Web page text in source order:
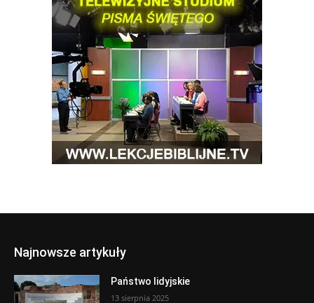
Najnowsze artykuły
Państwo lidyjskie
13 sierpnia 2025